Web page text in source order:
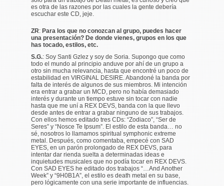
es otra de las razones por las cuales la gente debería
escuchar este CD, jeje.
ZR: Para los que no conozcan al grupo, puedes hacer
una presentación? De donde vienes, grupos en los que
has tocado, estilos, etc.
S.G.: Soy Santi Gzlez y soy de Soria. Supongo que como
todo el mundo al principio anduve por ahí de un grupo a
otro sin mucha relevancia, hasta que encontré un poco de
estabilidad en VIRGINAL DESIRE. Abandoné la banda por
falta de interés de algunos de sus miembros. Mi intención
era entrar a grabar un MCD, pero no había demasiado
interés y durante un tiempo estuve sin tocar con nadie
hasta que me uní a REX DEVS, banda con la que llevo
desde antes de entrar a grabar ninguno de sus trabajos.
Con ellos hemos editado tres CDs: “Zodiaco”, “Ser de
Seres” y “Nosce Te Ipsum”. El estilo de esta banda… no
sé, nosotros lo llamamos spiritual symphonic extreme
metal. Después, como comentaba, empecé con SAD
EYES, en un parón prolongado de REX DEVS, para
intentar dar rienda suelta a determinadas ideas e
inquietudes musicales que no podía tocar en REX DEVS.
Con SAD EYES he editado dos trabajos “…And Another
Week” y “9H0B1A”, el estilo es death metal en su base,
pero lógicamente con una serie importante de influencias.